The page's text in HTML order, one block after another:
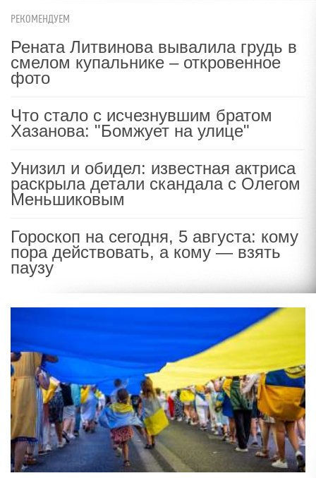
РЕКОМЕНДУЕМ
Рената Литвинова вывалила грудь в
смелом купальнике – откровенное
фото
Что стало с исчезнувшим братом
Хазанова: "Бомжует на улице"
Унизил и обидел: известная актриса
раскрыла детали скандала с Олегом
Меньшиковым
Гороскоп на сегодня, 5 августа: кому
пора действовать, а кому — взять
паузу